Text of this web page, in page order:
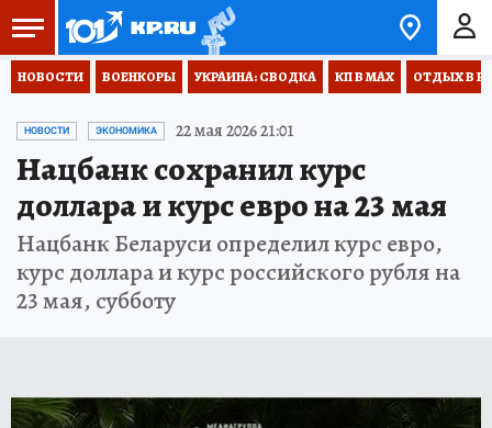
НОВОСТИ ВОЕНКОРЫ УКРАИНА: СВОДКА КП В МАХ ОТДЫХ В
НОВОСТИ ЭКОНОМИКА 22 мая 2026 21:01
Нацбанк сохранил курс
доллара и курс евро на 23 мая
Нацбанк Беларуси определил курс евро,
курс доллара и курс российского рубля на
23 мая, субботу